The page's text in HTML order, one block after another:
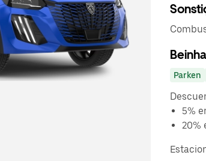
Parken
5%
20%